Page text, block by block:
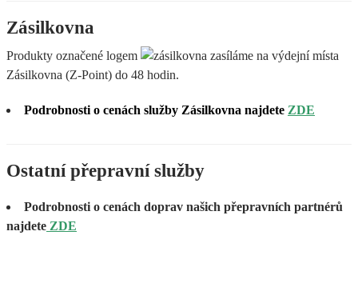
Zásilkovna
Produkty označené logem
zasíláme na výdejní místa
Zásilkovna (Z-Point) do 48 hodin.
Podrobnosti o cenách služby Zásilkovna najdete ZDE
Ostatní přepravní služby
Podrobnosti o cenách doprav našich přepravních partnérů
najdete ZDE